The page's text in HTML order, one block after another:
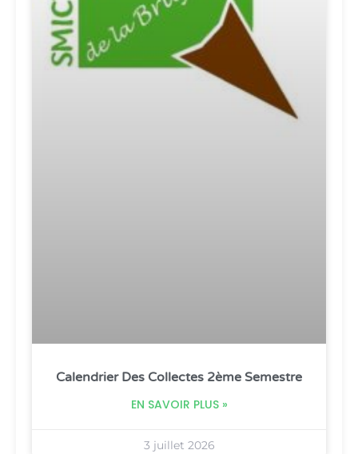
Calendrier Des Collectes 2ème Semestre
EN SAVOIR PLUS »
3 juillet 2026